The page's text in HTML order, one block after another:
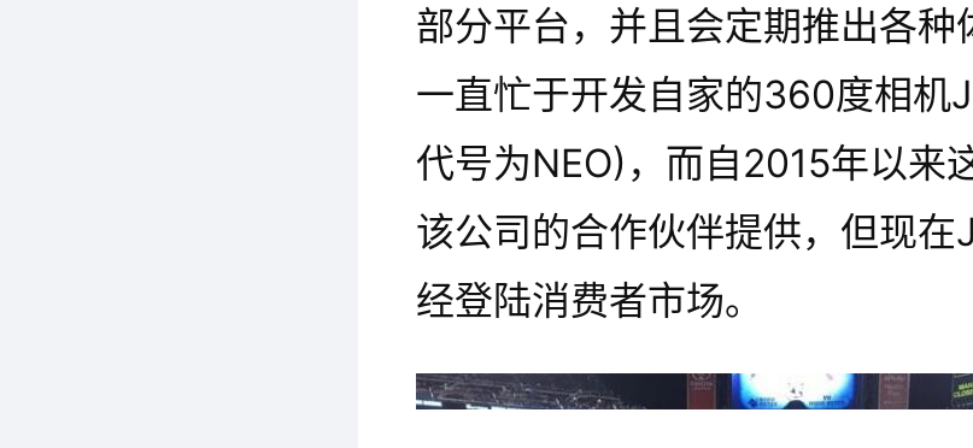
部分平台，并且会定期推出各
一直忙于开发自家的360度相机
代号为NEO)，而自2015年以来
该公司的合作伙伴提供，但现
经登陆消费者市场。